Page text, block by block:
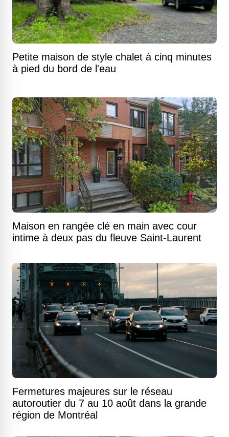
Petite maison de style chalet à cinq minutes
à pied du bord de l'eau
Maison en rangée clé en main avec cour
intime à deux pas du fleuve Saint-Laurent
Fermetures majeures sur le réseau
autoroutier du 7 au 10 août dans la grande
région de Montréal